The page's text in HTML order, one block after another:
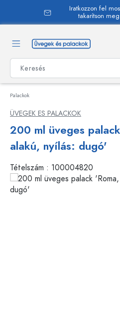
Iratkozzon fel
takarítson
Palackok
ÜVEGEK ES PALACKOK
200 ml üveges
alakú, nyílás: dugó'
Tételszám : 100004820